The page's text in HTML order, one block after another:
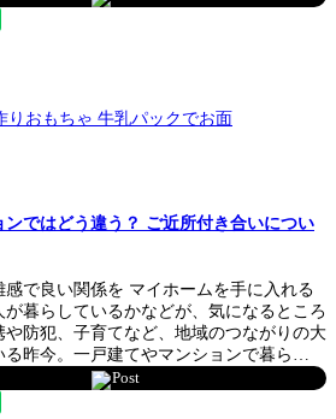
ではどう違う？ ご近所付き合いについ
で良い関係を マイホームを手に入れる
暮らしているかなどが、気になるところ
や防犯、子育てなど、地域のつながりの大
昨今。一戸建てやマンションで暮ら…
Post